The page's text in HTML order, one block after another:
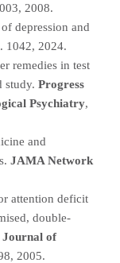
2008.
depression and
1042, 2024.
remedies in test
study. Progress
Psychiatry,
and
JAMA Network
attention deficit
double-
Journal of
2005.